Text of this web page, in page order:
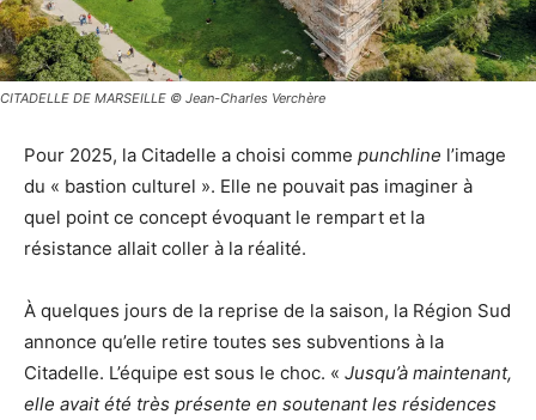
CITADELLE DE MARSEILLE © Jean-Charles Verchère
Pour 2025, la Citadelle a choisi comme punchline l’image
du « bastion culturel ». Elle ne pouvait pas imaginer à
quel point ce concept évoquant le rempart et la
résistance allait coller à la réalité.
À quelques jours de la reprise de la saison, la Région Sud
annonce qu’elle retire toutes ses subventions à la
Citadelle. L’équipe est sous le choc. « Jusqu’à maintenant,
elle avait été très présente en soutenant les résidences